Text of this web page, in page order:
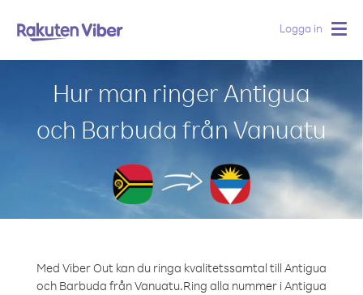
Logga in
Hur man ringer Antigua
och Barbuda från Vanuatu
Med Viber Out kan du ringa kvalitetssamtal till Antigua
och Barbuda från Vanuatu.Ring alla nummer i Antigua